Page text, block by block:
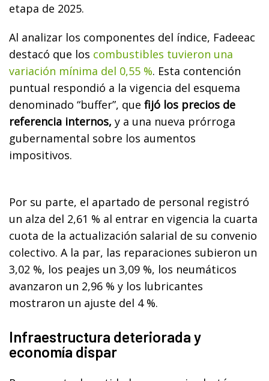
etapa de 2025.
Al analizar los componentes del índice, Fadeeac
destacó que los combustibles tuvieron una
variación mínima del 0,55 %. Esta contención
puntual respondió a la vigencia del esquema
denominado “buffer”, que fijó los precios de
referencia internos, y a una nueva prórroga
gubernamental sobre los aumentos
impositivos.
Por su parte, el apartado de personal registró
un alza del 2,61 % al entrar en vigencia la cuarta
cuota de la actualización salarial de su convenio
colectivo. A la par, las reparaciones subieron un
3,02 %, los peajes un 3,09 %, los neumáticos
avanzaron un 2,96 % y los lubricantes
mostraron un ajuste del 4 %.
Infraestructura deteriorada y
economía dispar